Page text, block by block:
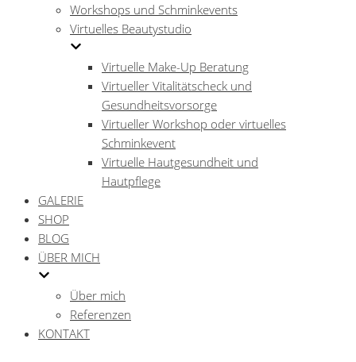
Workshops und Schminkevents
Virtuelles Beautystudio
Virtuelle Make-Up Beratung
Virtueller Vitalitätscheck und
Gesundheitsvorsorge
Virtueller Workshop oder virtuelles
Schminkevent
Virtuelle Hautgesundheit und
Hautpflege
GALERIE
SHOP
BLOG
ÜBER MICH
Über mich
Referenzen
KONTAKT